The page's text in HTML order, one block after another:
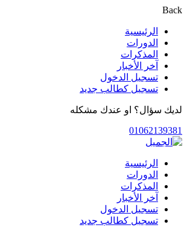
Back
الرئيسية
الدورات
المذكرات
آخر الأخبار
تسجيل الدخول
تسجيل كطالب جديد
لديك سؤال؟ او عندك مشكله
01062139381
الرئيسية
الدورات
المذكرات
آخر الأخبار
تسجيل الدخول
تسجيل كطالب جديد